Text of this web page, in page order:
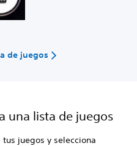
de juegos
una lista de juegos
juegos y selecciona